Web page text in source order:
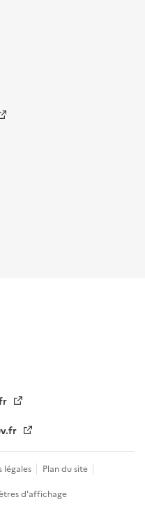
légales
Plan du site
d'affichage